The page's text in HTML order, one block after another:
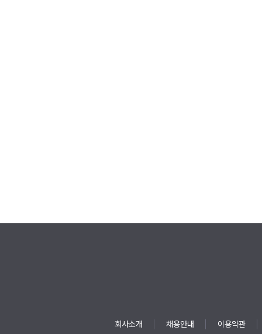
회사소개 채용안내 이용약관